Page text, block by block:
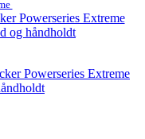
Powerseries Extreme